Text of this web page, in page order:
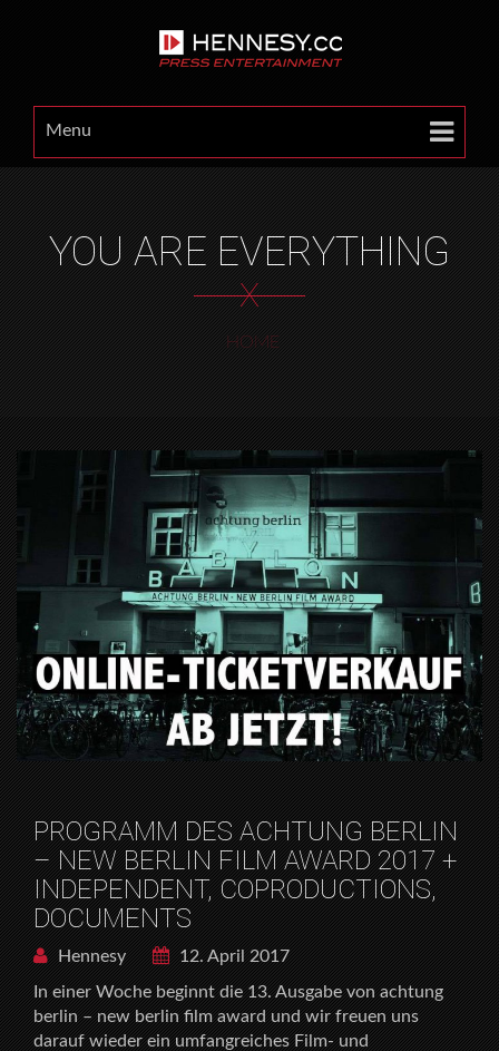
Menu
YOU ARE EVERYTHING
X
HOME
PROGRAMM DES ACHTUNG BERLIN
– NEW BERLIN FILM AWARD 2017 +
INDEPENDENT, COPRODUCTIONS,
DOCUMENTS
Hennesy
12. April 2017
In einer Woche beginnt die 13. Ausgabe von achtung
berlin – new berlin film award und wir freuen uns
darauf wieder ein umfangreiches Film- und